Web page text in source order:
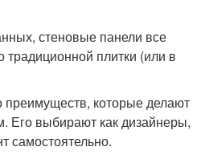
стеновые панели все
традиционной плитки (или в
которые делают
Его выбирают как дизайнеры,
самостоятельно.